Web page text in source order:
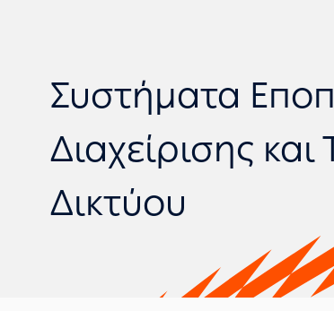
Συστήματα
Διαχείρισης και
Δικτύου